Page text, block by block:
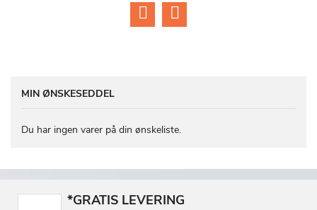
MIN ØNSKESEDDEL
Du har ingen varer på din ønskeliste.
*GRATIS LEVERING